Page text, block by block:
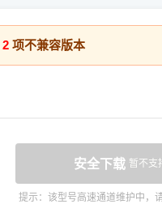
2 项不兼容版本
安全下载 暂不支
提示：该型号高速通道维护中，